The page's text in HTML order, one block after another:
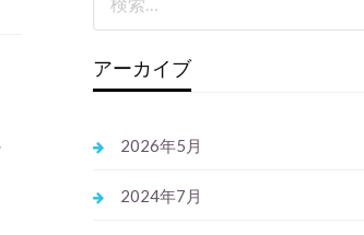
アーカイブ
2026年5月
2024年7月